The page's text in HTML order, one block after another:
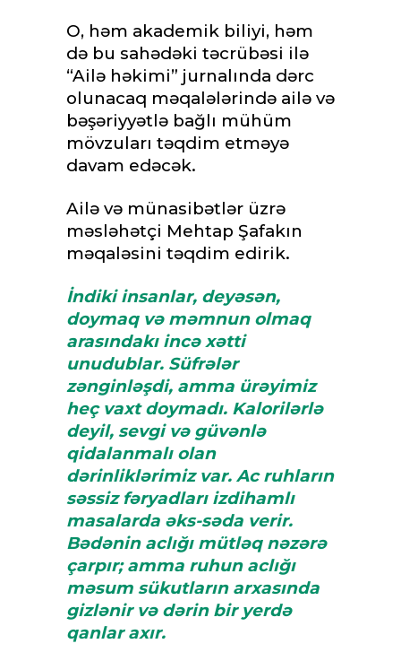
O, həm akademik biliyi, həm
də bu sahədəki təcrübəsi ilə
“Ailə həkimi” jurnalında dərc
olunacaq məqalələrində ailə və
bəşəriyyətlə bağlı mühüm
mövzuları təqdim etməyə
davam edəcək.
Ailə və münasibətlər üzrə
məsləhətçi Mehtap Şafakın
məqaləsini təqdim edirik.
İndiki insanlar, deyəsən,
doymaq və məmnun olmaq
arasındakı incə xətti
unudublar. Süfrələr
zənginləşdi, amma ürəyimiz
heç vaxt doymadı. Kalorilərlə
deyil, sevgi və güvənlə
qidalanmalı olan
dərinliklərimiz var. Ac ruhların
səssiz fəryadları izdihamlı
masalarda əks-səda verir.
Bədənin aclığı mütləq nəzərə
çarpır; amma ruhun aclığı
məsum sükutların arxasında
gizlənir və dərin bir yerdə
qanlar axır.